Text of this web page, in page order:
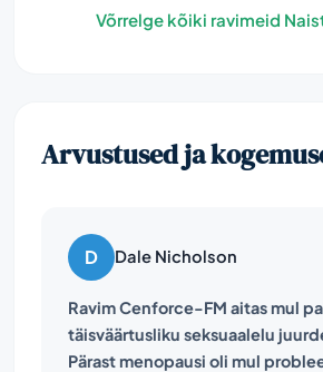
Võrrelge kõiki ravimeid
Arvustused ja
D Dale Nicholson
Ravim Cenforce-FM aitas mul
täisväärtusliku seksuaalelu
Pärast menopausi oli mul